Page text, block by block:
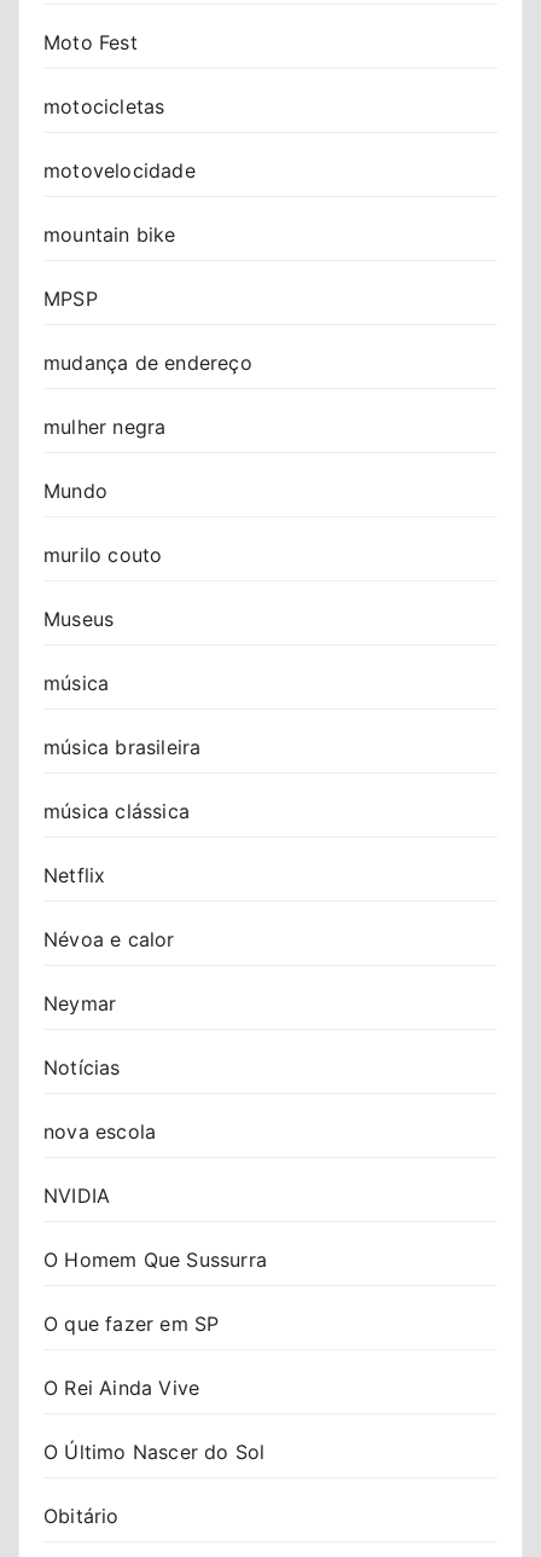
Moto Fest
motocicletas
motovelocidade
mountain bike
MPSP
mudança de endereço
mulher negra
Mundo
murilo couto
Museus
música
música brasileira
música clássica
Netflix
Névoa e calor
Neymar
Notícias
nova escola
NVIDIA
O Homem Que Sussurra
O que fazer em SP
O Rei Ainda Vive
O Último Nascer do Sol
Obitário